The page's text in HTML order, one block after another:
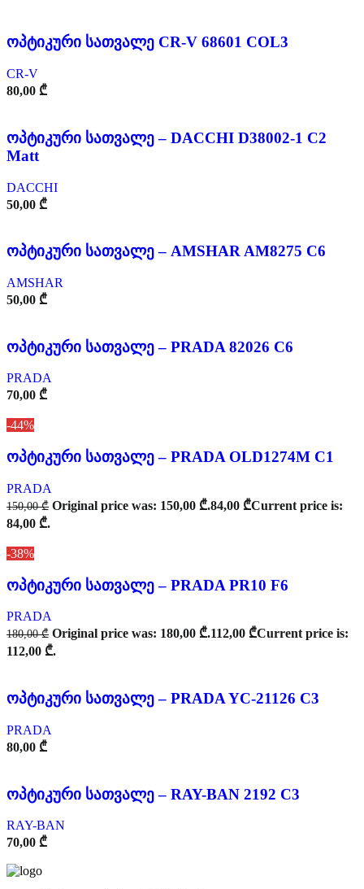
ოპტიკური სათვალე CR-V 68601 COL3
CR-V
80,00 ₾
ოპტიკური სათვალე – DACCHI D38002-1 C2
Matt
DACCHI
50,00 ₾
ოპტიკური სათვალე – AMSHAR AM8275 C6
AMSHAR
50,00 ₾
ოპტიკური სათვალე – PRADA 82026 C6
PRADA
70,00 ₾
-44%
ოპტიკური სათვალე – PRADA OLD1274M C1
PRADA
150,00₾ Original price was: 150,00 ₾.84,00 ₾Current price is:
84,00 ₾.
-38%
ოპტიკური სათვალე – PRADA PR10 F6
PRADA
180,00₾ Original price was: 180,00 ₾.112,00 ₾Current price is:
112,00 ₾.
ოპტიკური სათვალე – PRADA YC-21126 C3
PRADA
80,00 ₾
ოპტიკური სათვალე – RAY-BAN 2192 C3
RAY-BAN
70,00 ₾